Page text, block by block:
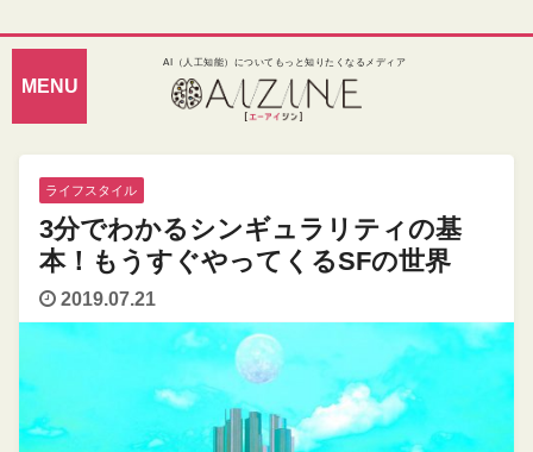
AI（人工知能）についてもっと知りたくなるメディア
ライフスタイル
3分でわかるシンギュラリティの基
本！もうすぐやってくるSFの世界
2019.07.21